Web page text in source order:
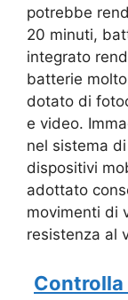
potrebbe
20 minuti,
integrato
batterie
dotato di
e video.
nel sistema
dispositivi
adottato
movimenti di
resistenza al
Controlla